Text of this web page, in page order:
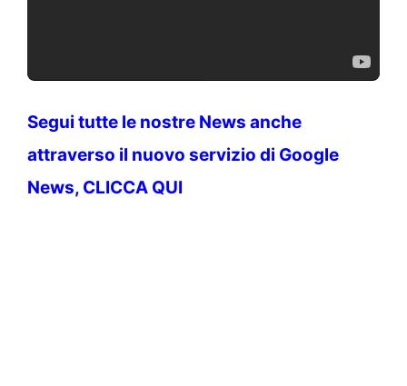
Segui tutte le nostre News anche
attraverso il nuovo servizio di Google
News, CLICCA QUI